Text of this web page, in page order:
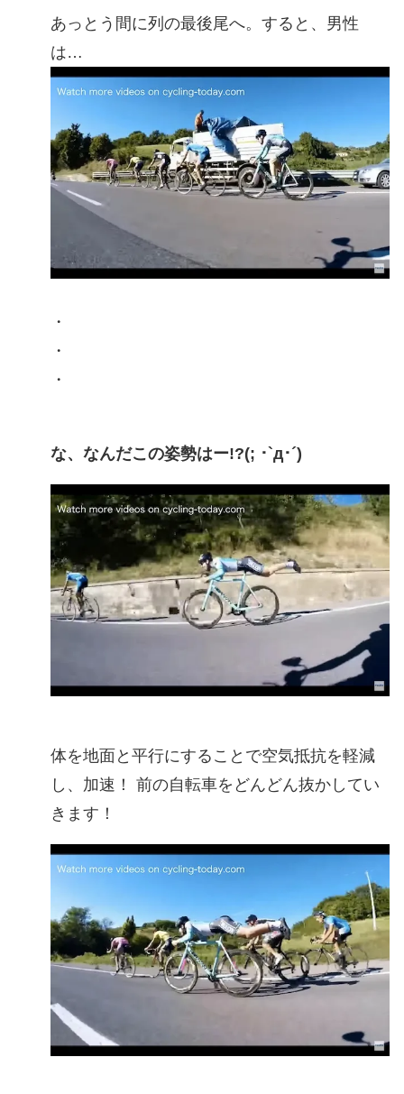
あっとう間に列の最後尾へ。すると、男性
は…
・
・
・
な、なんだこの姿勢はー!?(; ･`д･´)
体を地面と平行にすることで空気抵抗を軽減
し、加速！ 前の自転車をどんどん抜かしてい
きます！